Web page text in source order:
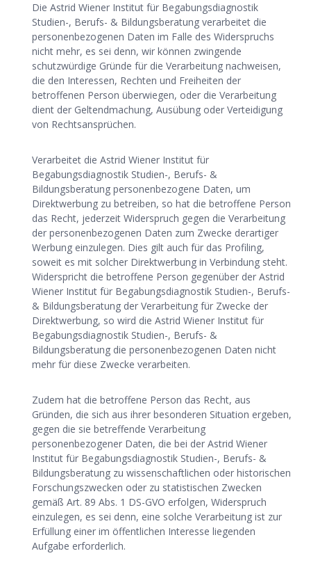
Die Astrid Wiener Institut für Begabungsdiagnostik
Studien-, Berufs- & Bildungsberatung verarbeitet die
personenbezogenen Daten im Falle des Widerspruchs
nicht mehr, es sei denn, wir können zwingende
schutzwürdige Gründe für die Verarbeitung nachweisen,
die den Interessen, Rechten und Freiheiten der
betroffenen Person überwiegen, oder die Verarbeitung
dient der Geltendmachung, Ausübung oder Verteidigung
von Rechtsansprüchen.
Verarbeitet die Astrid Wiener Institut für
Begabungsdiagnostik Studien-, Berufs- &
Bildungsberatung personenbezogene Daten, um
Direktwerbung zu betreiben, so hat die betroffene Person
das Recht, jederzeit Widerspruch gegen die Verarbeitung
der personenbezogenen Daten zum Zwecke derartiger
Werbung einzulegen. Dies gilt auch für das Profiling,
soweit es mit solcher Direktwerbung in Verbindung steht.
Widerspricht die betroffene Person gegenüber der Astrid
Wiener Institut für Begabungsdiagnostik Studien-, Berufs-
& Bildungsberatung der Verarbeitung für Zwecke der
Direktwerbung, so wird die Astrid Wiener Institut für
Begabungsdiagnostik Studien-, Berufs- &
Bildungsberatung die personenbezogenen Daten nicht
mehr für diese Zwecke verarbeiten.
Zudem hat die betroffene Person das Recht, aus
Gründen, die sich aus ihrer besonderen Situation ergeben,
gegen die sie betreffende Verarbeitung
personenbezogener Daten, die bei der Astrid Wiener
Institut für Begabungsdiagnostik Studien-, Berufs- &
Bildungsberatung zu wissenschaftlichen oder historischen
Forschungszwecken oder zu statistischen Zwecken
gemäß Art. 89 Abs. 1 DS-GVO erfolgen, Widerspruch
einzulegen, es sei denn, eine solche Verarbeitung ist zur
Erfüllung einer im öffentlichen Interesse liegenden
Aufgabe erforderlich.